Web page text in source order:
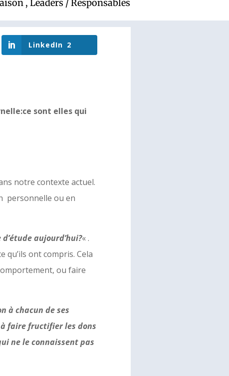
, Leaders / Responsables
LinkedIn 2
sont elles qui
notre contexte actuel.
personnelle ou en
aujourd’hui?« .
qu’ils ont compris. Cela
ou faire
à chacun de ses
faire fructifier les dons
ne le connaissent pas